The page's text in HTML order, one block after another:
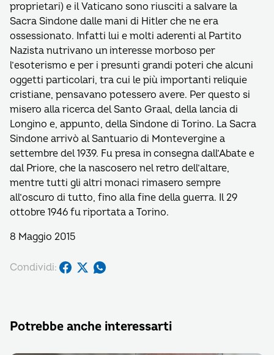
proprietari) e il Vaticano sono riusciti a salvare la
Sacra Sindone dalle mani di Hitler che ne era
ossessionato. Infatti lui e molti aderenti al Partito
Nazista nutrivano un interesse morboso per
l’esoterismo e per i presunti grandi poteri che alcuni
oggetti particolari, tra cui le più importanti reliquie
cristiane, pensavano potessero avere. Per questo si
misero alla ricerca del Santo Graal, della lancia di
Longino e, appunto, della Sindone di Torino. La Sacra
Sindone arrivò al Santuario di Montevergine a
settembre del 1939. Fu presa in consegna dall’Abate e
dal Priore, che la nascosero nel retro dell’altare,
mentre tutti gli altri monaci rimasero sempre
all’oscuro di tutto, fino alla fine della guerra. Il 29
ottobre 1946 fu riportata a Torino.
8 Maggio 2015
Condividi:
Potrebbe anche interessarti